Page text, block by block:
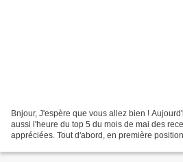
Bnjour, J'espère que vous allez bien !
aussi l'heure du top 5 du mois de mai des
appréciées. Tout d'abord, en première